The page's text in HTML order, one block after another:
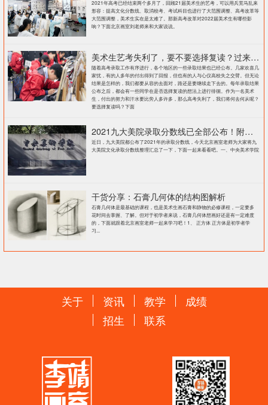
2021年高考已经结束两个多月了，回顾21届美术生的艺考，可以用兵荒马乱来
形容：提高文化分数线、取消校考、考试科目也进行了大范围调整、高考改革等
大范围调整，美术生实在是太难了。那新高考改革对2022届美术生有哪些影
响？下面北京画室刘老师来和大家说说。
美术生艺考失利了，要不要选择复读？过来人提出这几点建议
随着高考录取工作有序进行，各个地区的一些录取结果也已经公布。几家欢喜几
家忧，有的人多年的付出得到了回报，但也有的人与心仪高校失之交臂。但无论
结果是怎样的，我们都要从容的去面对，路还是要继续走下去的。每年录取结果
公布之后，都会有一些同学在是否选择复读的想法上进行徘徊。作为一名美术
生，付出的努力和汗水要比旁人多许多，那么高考失利了，我们将何去何从呢？
要选择复读吗？下面
2021九大美院录取分数线已全部公布！附各大院校录取分数线汇总！
近日，九大美院都公布了2021年的录取分数线，今天北京画室老师为大家将九
大美院文化录取分数线整理汇总了一下，下面一起来看看吧。一、中央美术学院
干货分享：石膏几何体的结构图解析
石膏几何体是最基础的课程，也是美术生画石膏和静物的必修课程，一定要多
花时间去掌握、了解。但对于初学者来说，石膏几何体想画好还是有一定难度
的，下面就跟着北京画室老师一起来学习吧！1、 正方体 正方体是初学者学
习...
关于 资讯 教学
成绩
招生
联系